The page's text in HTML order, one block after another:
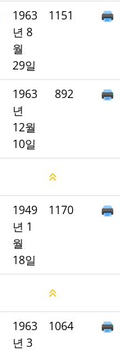
1963
년 8
월
29일
1151
1963
년
12월
10일
892
1949
년 1
월
18일
1170
1963
년 3
1064